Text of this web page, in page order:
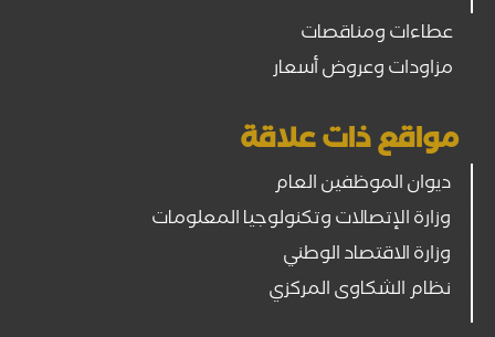
عطاءات ومناقصات
مزاودات وعروض أسعار
مواقع ذات علاقة
ديوان الموظفين العام
وزارة الإتصالات وتكنولوجيا المعلومات
وزارة الاقتصاد الوطني
نظام الشكاوى المركزي